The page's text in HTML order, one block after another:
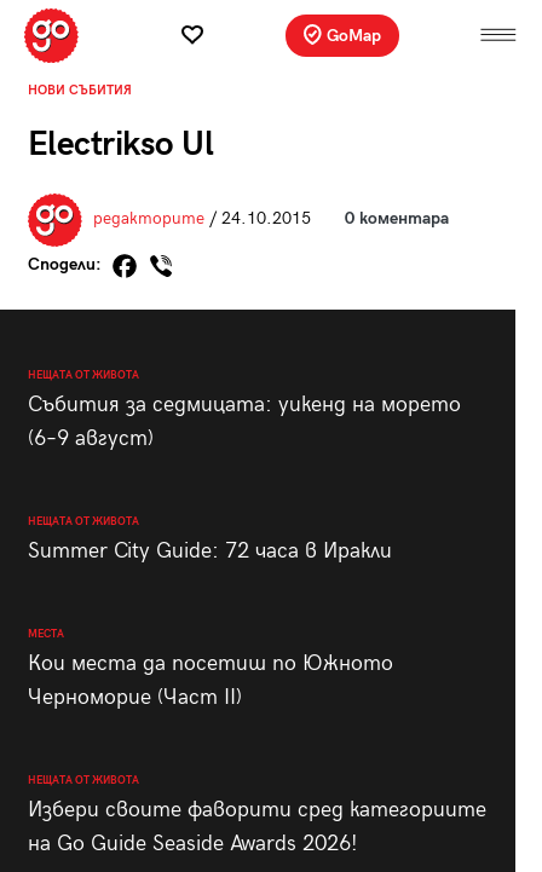
GoMap
НОВИ СЪБИТИЯ
Electrikso Ul
редакторите/ 24.10.2015 0 коментара
Сподели:
НЕЩАТА ОТ ЖИВОТА
Събития за седмицата: уикенд на морето
(6–9 август)
НЕЩАТА ОТ ЖИВОТА
Summer City Guide: 72 часа в Иракли
МЕСТА
Кои места да посетиш по Южното
Черноморие (Част II)
НЕЩАТА ОТ ЖИВОТА
Избери своите фаворити сред категориите
на Go Guide Seaside Awards 2026!